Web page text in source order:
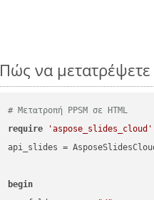
Πώς να
# Μετατροπή PPSM σε HTML
require
'aspose_slides_cloud'
api_slides =
begin